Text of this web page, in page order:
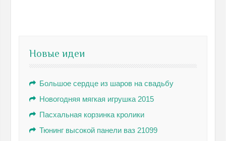
Новые идеи
Большое сердце из шаров на свадьбу
Новогодняя мягкая игрушка 2015
Пасхальная корзинка кролики
Тюнинг высокой панели ваз 21099